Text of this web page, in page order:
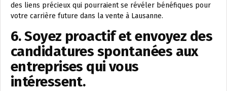
des liens précieux qui pourraient se révéler bénéfiques pour
votre carrière future dans la vente à Lausanne.
6. Soyez proactif et envoyez des
candidatures spontanées aux
entreprises qui vous
intéressent.